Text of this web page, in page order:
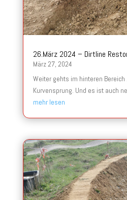
26.März 2024 – Dirtline
März 27, 2024
Weiter gehts im hinteren Bereich
Kurvensprung. Und es ist auch
mehr lesen